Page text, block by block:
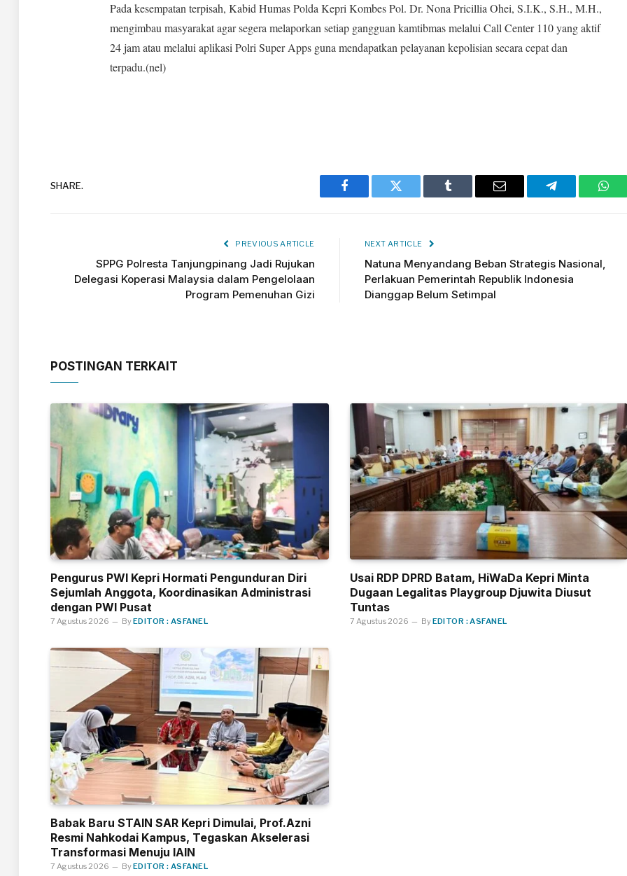
‎Pada kesempatan terpisah, Kabid Humas Polda Kepri Kombes Pol. Dr. Nona Pricillia Ohei, S.I.K., S.H., M.H.,
mengimbau masyarakat agar segera melaporkan setiap gangguan kamtibmas melalui Call Center 110 yang aktif
24 jam atau melalui aplikasi Polri Super Apps guna mendapatkan pelayanan kepolisian secara cepat dan
terpadu.(nel)
SHARE.
Facebook Twitter Tumblr Email Telegram
PREVIOUS ARTICLE
SPPG Polresta Tanjungpinang Jadi Rujukan
Delegasi Koperasi Malaysia dalam Pengelolaan
Program Pemenuhan Gizi
NEXT ARTICLE
Natuna Menyandang Beban Strategis Nasional,
Perlakuan Pemerintah Republik Indonesia
Dianggap Belum Setimpal
POSTINGAN TERKAIT
Pengurus PWI Kepri Hormati Pengunduran Diri
Sejumlah Anggota, Koordinasikan Administrasi
dengan PWI Pusat
7 Agustus 2026 ByEDITOR : ASFANEL
Usai RDP DPRD Batam, HiWaDa Kepri Minta
Dugaan Legalitas Playgroup Djuwita Diusut
Tuntas
7 Agustus 2026 ByEDITOR : ASFANEL
Babak Baru STAIN SAR Kepri Dimulai, Prof.Azni
Resmi Nahkodai Kampus, Tegaskan Akselerasi
Transformasi Menuju IAIN
7 Agustus 2026 ByEDITOR : ASFANEL